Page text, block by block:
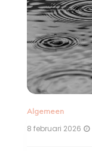
Algemeen
8 februari 2026